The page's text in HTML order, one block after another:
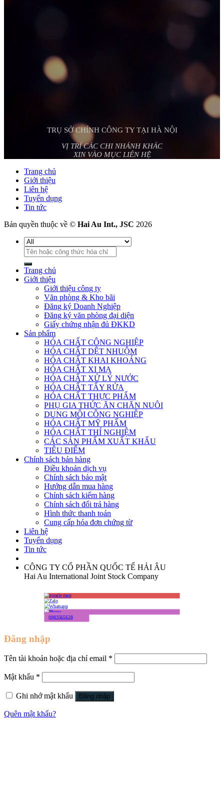
TRỤ SỞ CHÍNH CÔNG TY TẠI HÀ NỘI
VỊ TRÍ CÁC CHI NHÁNH KHÁC
XIN VÀO MỤC LIÊN HỆ
Trang chủ
Giới thiệu
Liên hệ
Tuyển dụng
Tin tức
Bản quyền thuộc về © Hai Au Int., JSC 2026
Tìm
kiếm:
Trang chủ
Giới thiệu
Giới thiệu công ty
Văn phòng & Kho bãi
Đăng ký Doanh Nghiệp
Đăng ký văn phòng đại diện
Giấy chứng nhận đủ ĐKKD
Sản phẩm
HÓA CHẤT CÔNG NGHIỆP
HÓA CHẤT DỆT NHUỘM
HÓA CHẤT KHAI KHOÁNG
HÓA CHẤT XI MẠ
HÓA CHẤT XỬ LÝ NƯỚC
HÓA CHẤT TẨY RỬA
HÓA CHẤT THỰC PHẨM
PHỤ GIA THỨC ĂN CHĂN NUÔI
DUNG MÔI CÔNG NGHIỆP
HÓA CHẤT MỸ PHẨM
HÓA CHẤT THÍ NGHIỆM
CÁC SẢN PHẨM XUẤT KHẨU
TIÊU ĐIỂM
Chính sách bán hàng
Điều khoản dịch vụ
Chính sách bảo mật
Hướng dẫn mua hàng
Chính sách kiểm hàng
Chính sách đổi trả hàng
Hình thức thanh toán
Cung cấp hóa đơn chứng từ
Liên hệ
Tuyển dụng
Tin tức
CÔNG TY CỔ PHẦN QUỐC TẾ HẢI ÂU
Hai Au International Joint Stock Company
0983565628
Đăng nhập
Tên tài khoản hoặc địa chỉ email *
Mật khẩu *
Ghi nhớ mật khẩu Đăng nhập
Quên mật khẩu?